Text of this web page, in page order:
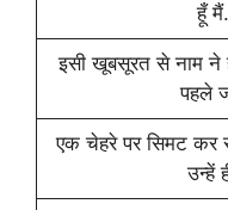
हूँ
इसी खूबसूरत से नाम ने
पहले
एक चेहरे पर सिमट
उन्हें